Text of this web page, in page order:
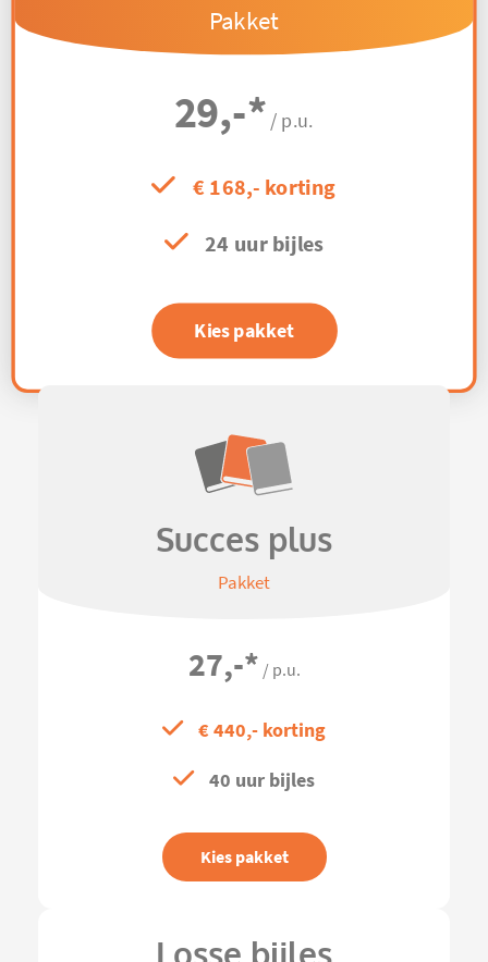
Pakket
29,-* / p.u.
€ 168,- korting
24 uur bijles
Kies pakket
Succes plus
Pakket
27,-* / p.u.
€ 440,- korting
40 uur bijles
Kies pakket